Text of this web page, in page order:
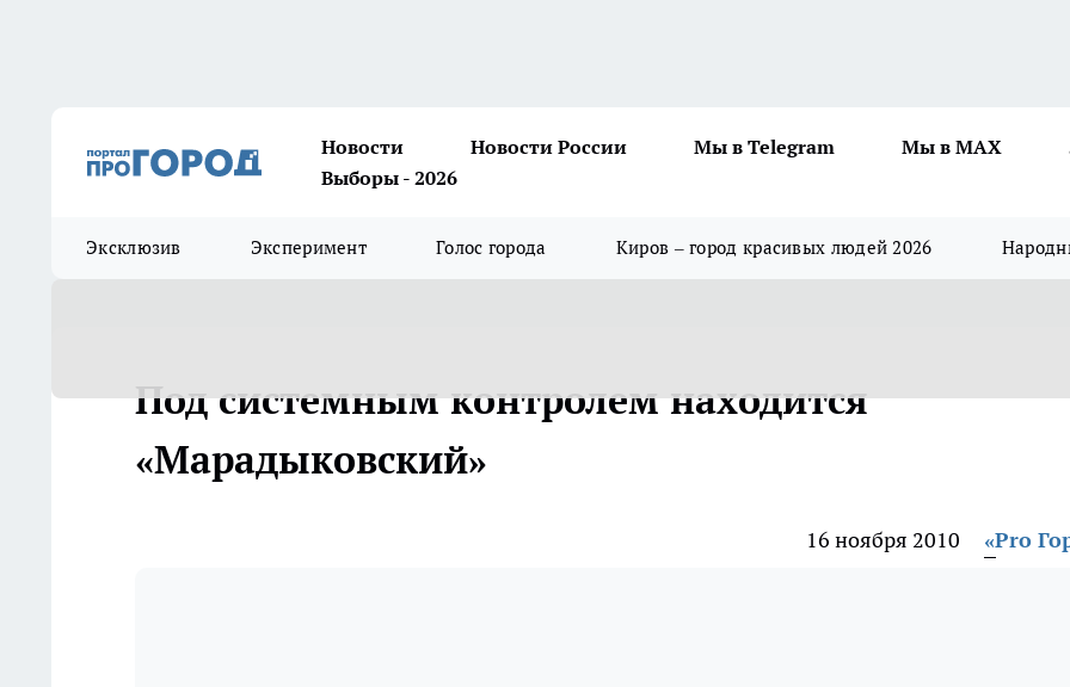
Новости Новости России Мы в Telegram Мы в MAX
Выборы - 2026
Эксклюзив Эксперимент Голос города Киров – город красивых людей 2026
Под системным контролем находится
«Марадыковский»
16 ноября 2010 «Pro